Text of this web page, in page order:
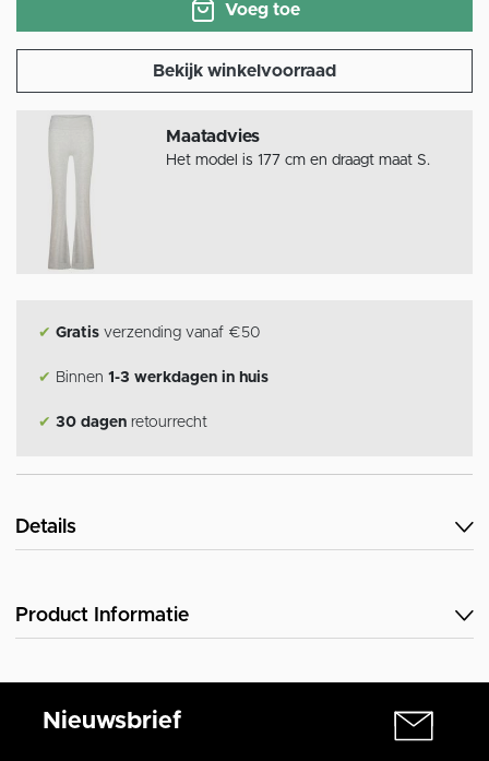
Voeg toe
Bekijk winkelvoorraad
Maatadvies
Het model is 177 cm en draagt maat S.
✔ Gratis verzending vanaf €50
✔ Binnen 1-3 werkdagen in huis
✔ 30 dagen retourrecht
Details
Product Informatie
Nieuwsbrief